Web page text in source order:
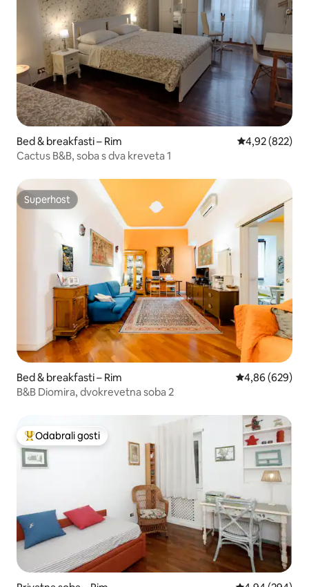
Bed & breakfasti – Rim Prosječna
4,92 (822)
Cactus B&B, soba s dva kreveta 1
Superhost
Superhost
Bed & breakfasti – Rim Prosječna
4,86 (629)
B&B Diomira, dvokrevetna soba 2
Među najviše rangiranima s oznakom „Odabrali gosti”
Odabrali gosti